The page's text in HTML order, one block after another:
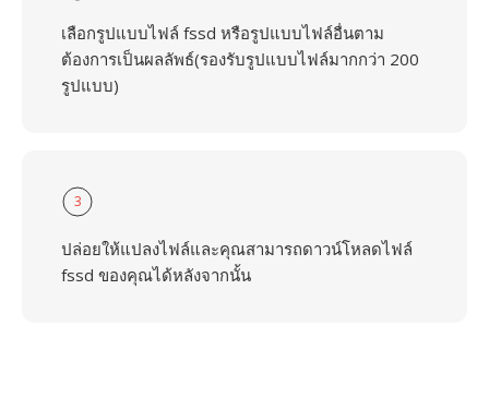
เลือกรูปแบบไฟล์ fssd หรือรูปแบบไฟล์อื่นตาม
ต้องการเป็นผลลัพธ์(รองรับรูปแบบไฟล์มากกว่า 200
รูปแบบ)
3
ปล่อยให้แปลงไฟล์และคุณสามารถดาวน์โหลดไฟล์
fssd ของคุณได้หลังจากนั้น